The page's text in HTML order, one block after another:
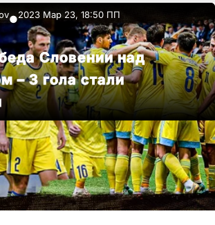
●2023 Мар 23, 18:50 ПП
Словении над
– 3 гола стали